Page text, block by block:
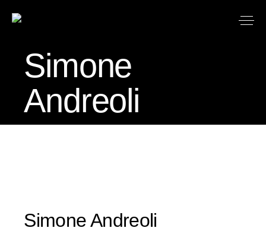
Simone
Andreoli
Simone Andreoli